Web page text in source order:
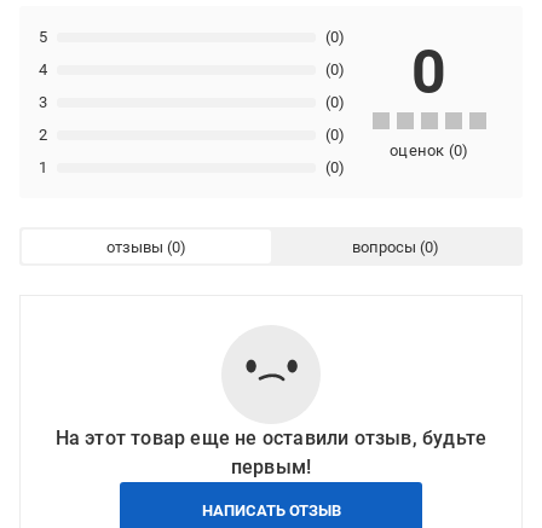
1 (0)
2 (0)
3 (0)
4 (0)
5 (0)
0
оценок (0)
отзывы вопросы
На этот товар еще не оставили отзыв, будьте
первым!
НАПИСАТЬ ОТЗЫВ